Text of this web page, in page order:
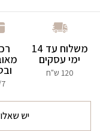
משלוח עד 14
ימי עסקים
120 ש"ח
יש